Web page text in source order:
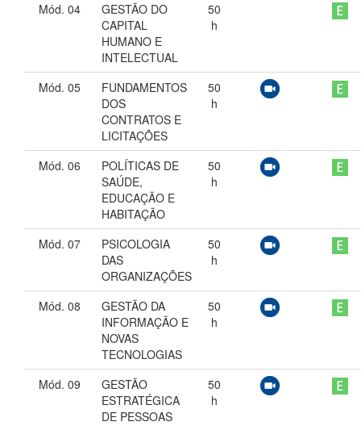
Mód. 04
GESTÃO DO
CAPITAL
HUMANO E
INTELECTUAL
50
h
Mód. 05
FUNDAMENTOS
DOS
CONTRATOS E
LICITAÇÕES
50
h
Mód. 06
POLÍTICAS DE
SAÚDE,
EDUCAÇÃO E
HABITAÇÃO
50
h
Mód. 07
PSICOLOGIA
DAS
ORGANIZAÇÕES
50
h
Mód. 08
GESTÃO DA
INFORMAÇÃO E
NOVAS
TECNOLOGIAS
50
h
Mód. 09
GESTÃO
ESTRATÉGICA
DE PESSOAS
50
h